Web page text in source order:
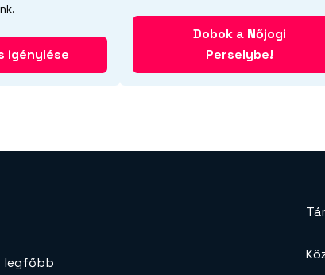
igénylése
Dobok a Nőjogi
Perselybe!
legfőbb